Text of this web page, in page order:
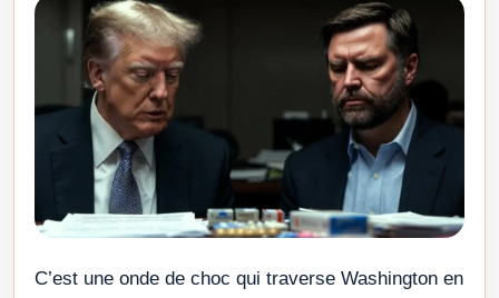
C’est une onde de choc qui traverse Washington en